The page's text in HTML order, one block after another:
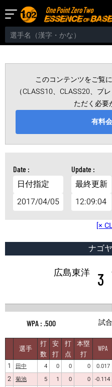
このコンテンツをご覧
（CLASS10、CLASS20、プ
ただく必要
有料
日付指定
2017/04/05
最終更新
12:09:04
[×
ナゴ
広島東洋 3
.500 試
選手
打
数
安
打
打
点
本塁
打
WPA
1 田中 4 0 0 0 0.017
2 菊池 5 1 0 0 -0.114